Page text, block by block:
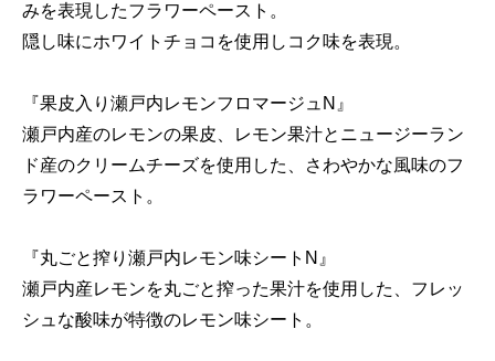
みを表現したフラワーペースト。
隠し味にホワイトチョコを使用しコク味を表現。
『果皮入り瀬戸内レモンフロマージュN』
瀬戸内産のレモンの果皮、レモン果汁とニュージーラン
ド産のクリームチーズを使用した、さわやかな風味のフ
ラワーペースト。
『丸ごと搾り瀬戸内レモン味シートN』
瀬戸内産レモンを丸ごと搾った果汁を使用した、フレッ
シュな酸味が特徴のレモン味シート。